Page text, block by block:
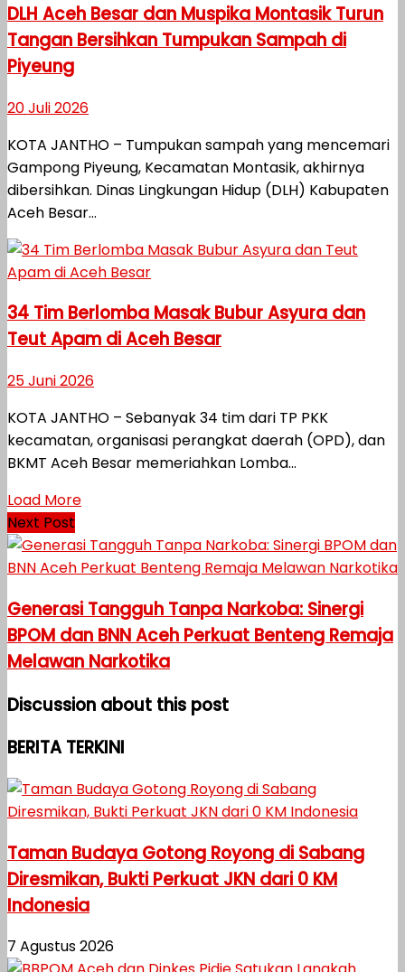
DLH Aceh Besar dan Muspika Montasik Turun
Tangan Bersihkan Tumpukan Sampah di
Piyeung
20 Juli 2026
KOTA JANTHO – Tumpukan sampah yang mencemari
Gampong Piyeung, Kecamatan Montasik, akhirnya
dibersihkan. Dinas Lingkungan Hidup (DLH) Kabupaten
Aceh Besar...
34 Tim Berlomba Masak Bubur Asyura dan
Teut Apam di Aceh Besar
25 Juni 2026
KOTA JANTHO – Sebanyak 34 tim dari TP PKK
kecamatan, organisasi perangkat daerah (OPD), dan
BKMT Aceh Besar memeriahkan Lomba...
Load More
Next Post
Generasi Tangguh Tanpa Narkoba: Sinergi
BPOM dan BNN Aceh Perkuat Benteng Remaja
Melawan Narkotika
Discussion about this post
BERITA TERKINI
Taman Budaya Gotong Royong di Sabang
Diresmikan, Bukti Perkuat JKN dari 0 KM
Indonesia
7 Agustus 2026